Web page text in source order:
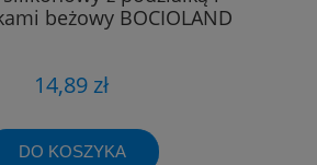
beżowy BOCIOLAND
14,89 zł
DO KOSZYKA